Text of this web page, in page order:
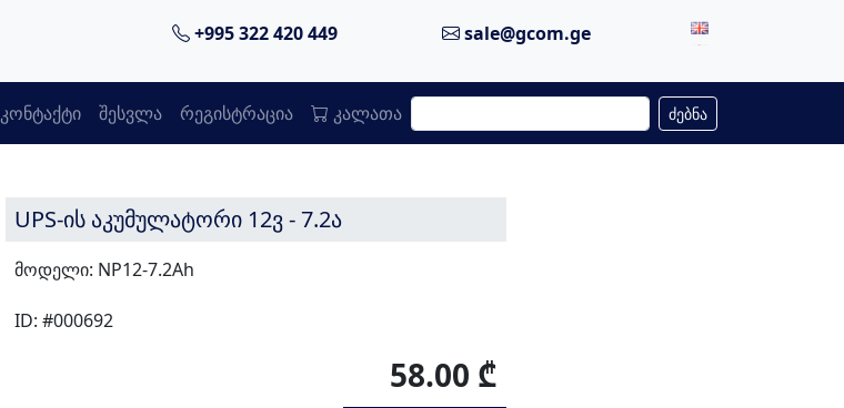
+995 322 420 449 sale@gcom.ge
კონტაქტი შესვლა რეგისტრაცია კალათა ძებნა
UPS-ის აკუმულატორი 12ვ - 7.2ა
მოდელი: NP12-7.2Ah
ID: #000692
58.00 ₾